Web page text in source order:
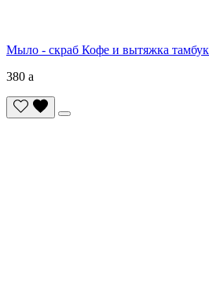
Мыло - скраб Кофе и вытяжка
380 a